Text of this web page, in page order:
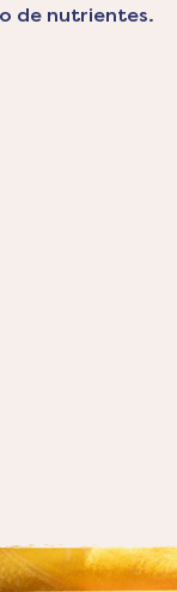
de nutrientes.